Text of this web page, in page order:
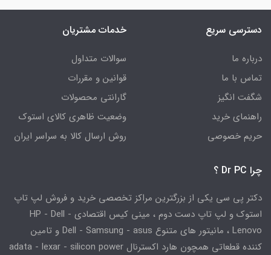
دسترسی سریع
درباره ما
تماس با ما
شگفت انگیز
راهنمای خرید
حریم خصوصی
خدمات مشتریان
سوالات متداول
قوانین و مقررات
گارانتی محصولات
وضعیت ظاهری کالای استوک
روش ارسال کالا به سراسر ایران
چرا Dr PC ؟
دکتر پی سی یکی از بزرگترین مراکز تخصصی خرید و فروش لپ تاپ
استوک و لپ تاپ دست دوم ، مینی کیس اقتصادی HP - Dell -
Lenovo ، مانیتور های متنوع Dell - Samsung - asus و تامین
کننده قطعاتی همچون هارد اکسترنال adata - lexar - silicon power